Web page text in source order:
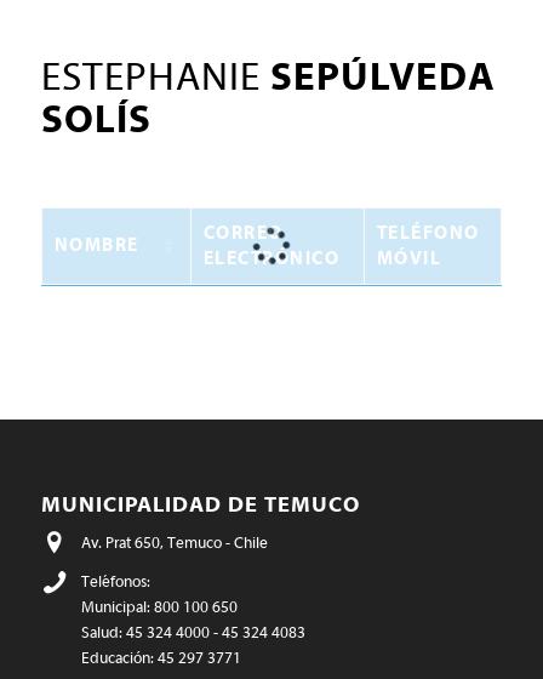
ESTEPHANIE SEPÚLVEDA
SOLÍS
NOMBRE
CORREO
ELECTRÓNICO
TELÉFONO
MÓVIL
MUNICIPALIDAD DE TEMUCO
Av. Prat 650, Temuco - Chile
Teléfonos:
Municipal: 800 100 650
Salud: 45 324 4000 - 45 324 4083
Educación: 45 297 3771